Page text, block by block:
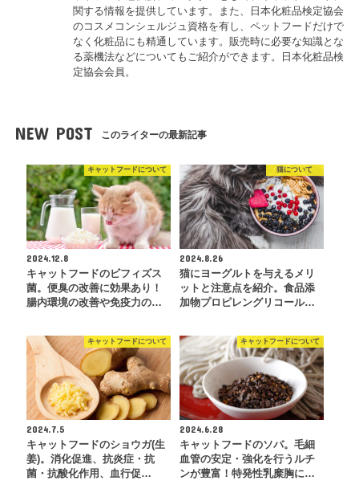
関する情報を提供しています。また、日本化粧品検定協会
のコスメコンシェルジュ資格を有し、ペットフードだけで
なく化粧品にも精通しています。販売時に必要な知識とな
る薬機法などについてもご紹介ができます。日本化粧品検
定協会会員。
NEW POST このライターの最新記事
キャットフードについて
2024.12.8
キャットフードのビフィズス
菌。便臭の改善に効果あり！
腸内環境の改善や免疫力の…
猫について
2024.8.26
猫にヨーグルトを与えるメリ
ットと注意点を紹介。食品添
加物プロピレングリコール…
キャットフードについて
2024.7.5
キャットフードのショウガ(生
姜)。消化促進、抗炎症・抗
菌・抗酸化作用、血行促…
キャットフードについて
2024.6.28
キャットフードのソバ。毛細
血管の安定・強化を行うルチ
ンが豊富！特発性乳糜胸に…